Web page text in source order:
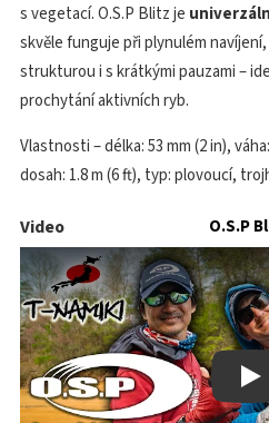
Video O.S.P
Play
s vegetací. O.S.P Blitz je
skvěle funguje při plynulém
strukturou i s krátkými pauzami –
prochytání aktivních ryb.
Vlastnosti – délka: 53 mm (2 in),
dosah: 1.8 m (6 ft), typ: plovoucí,